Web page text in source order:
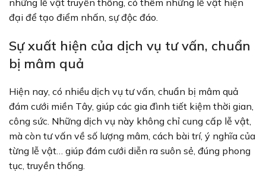
đại để tạo điểm nhấn, sự độc đáo.
Sự xuất hiện của dịch vụ tư vấn, chuẩn
bị mâm quả
Hiện nay, có nhiều dịch vụ tư vấn, chuẩn bị mâm quả
đám cưới miền Tây, giúp các gia đình tiết kiệm thời gian,
công sức. Những dịch vụ này không chỉ cung cấp lễ vật,
mà còn tư vấn về số lượng mâm, cách bài trí, ý nghĩa của
từng lễ vật… giúp đám cưới diễn ra suôn sẻ, đúng phong
tục, truyền thống.